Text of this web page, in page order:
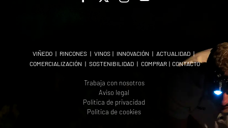
VIÑEDO | RINCONES | VINOS | INNOVACIÓN | ACTUALIDAD |
COMERCIALIZACIÓN | SOSTENIBILIDAD| COMPRAR| CONTACTO
Trabaja con nosotros
Aviso legal
Política de privacidad
Política de cookies